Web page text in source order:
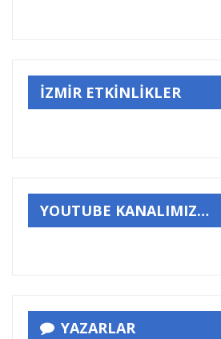
İZMİR ETKİNLİKLER
YOUTUBE KANALIMIZ…
YAZARLAR